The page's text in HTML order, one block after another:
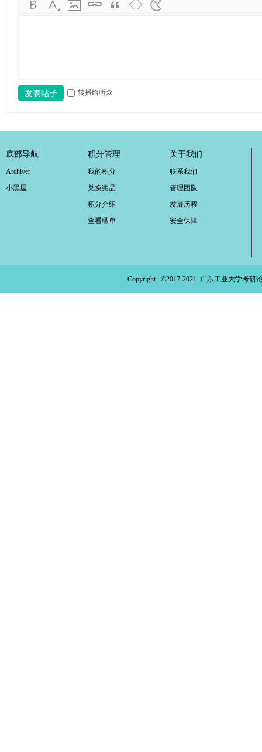
发表帖子 转播给听众
底部导航
Archiver
小黑屋
积分管理
我的积分
兑换奖品
积分介绍
查看晒单
关于我们
联系我们
管理团队
发展历程
安全保障
Copyright ©2017-2021 广东工业大学考研